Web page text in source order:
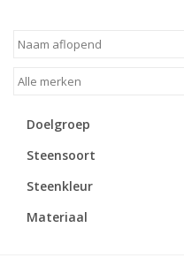
Overige
Merken
Cadeaukaarten
Doelgroep
Steensoort
Steenkleur
Materiaal